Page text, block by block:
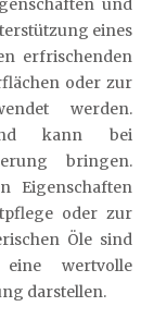
eines
erfrischenden
oder zur
werden.
kann bei
bringen.
Eigenschaften
oder zur
Öle sind
wertvolle
darstellen.